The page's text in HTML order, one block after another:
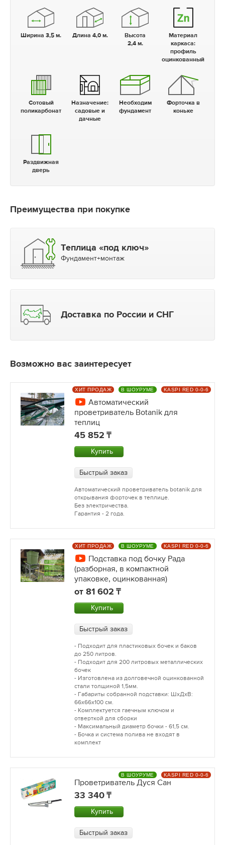
Ширина 3,5 м. Длина 4,0 м.
Высота
2,4 м.
Материал
каркаса:
профиль
оцинкованный
Сотовый
поликарбонат
Назначение:
садовые и
дачные
Необходим
фундамент
Форточка в
коньке
Раздвижная
дверь
Преимущества при покупке
Теплица «под ключ»
Фундамент+монтаж
Доставка по России и СНГ
Возможно вас заинтересует
Автоматический
проветриватель Botanik для
теплиц
45 852
Купить
Быстрый заказ
Автоматический проветриватель botanik для
открывания форточек в теплице.
Без электричества.
Гарантия - 2 года.
ХИТ ПРОДАЖ В ШОУРУМЕ KASPI RED 0-0-6
Подставка под бочку Рада
(разборная, в компактной
упаковке, оцинкованная)
от 81 602
Купить
Быстрый заказ
- Подходит для пластиковых бочек и баков
до 250 литров.
- Подходит для 200 литровых металлических
бочек
- Изготовлена из долговечной оцинкованной
стали толщиной 1,5мм.
- Габариты собранной подставки: ШхДхВ:
66х66х100 см.
- Комплектуется гаечным ключом и
отверткой для сборки
- Максимальный диаметр бочки - 61,5 см.
- Бочка и система полива не входят в
комплект
ХИТ ПРОДАЖ В ШОУРУМЕ KASPI RED 0-0-6
Проветриватель Дуся Сан
33 340
Купить
Быстрый заказ
В ШОУРУМЕ KASPI RED 0-0-6